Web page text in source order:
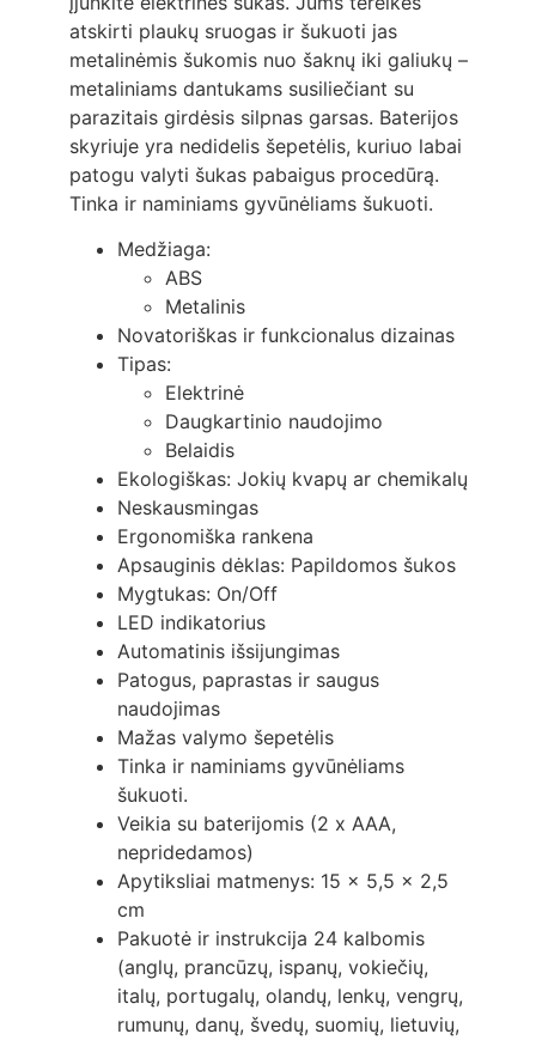
atskirti plaukų sruogas ir šukuoti jas
metalinėmis šukomis nuo šaknų iki galiukų –
metaliniams dantukams susiliečiant su
parazitais girdėsis silpnas garsas. Baterijos
skyriuje yra nedidelis šepetėlis, kuriuo labai
patogu valyti šukas pabaigus procedūrą.
Tinka ir naminiams gyvūnėliams šukuoti.
Medžiaga:
ABS
Metalinis
Novatoriškas ir funkcionalus dizainas
Tipas:
Elektrinė
Daugkartinio naudojimo
Belaidis
Ekologiškas: Jokių kvapų ar chemikalų
Neskausmingas
Ergonomiška rankena
Apsauginis dėklas: Papildomos šukos
Mygtukas: On/Off
LED indikatorius
Automatinis išsijungimas
Patogus, paprastas ir saugus
naudojimas
Mažas valymo šepetėlis
Tinka ir naminiams gyvūnėliams
šukuoti.
Veikia su baterijomis (2 x AAA,
nepridedamos)
Apytiksliai matmenys: 15 x 5,5 x 2,5
cm
Pakuotė ir instrukcija 24 kalbomis
(anglų, prancūzų, ispanų, vokiečių,
italų, portugalų, olandų, lenkų, vengrų,
rumunų, danų, švedų, suomių, lietuvių,